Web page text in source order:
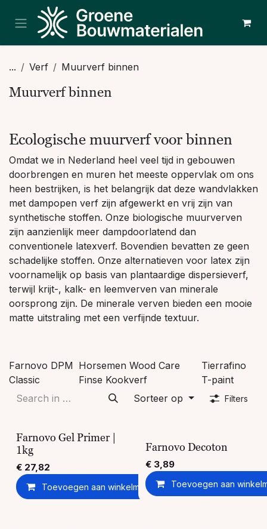
Overslaan naar inhoud
... Verf Muurverf binnen
Muurverf binnen
Ecologische muurverf voor binnen
Omdat we in Nederland heel veel tijd in gebouwen
doorbrengen en muren het meeste oppervlak om ons
heen bestrijken, is het belangrijk dat deze wandvlakken
met dampopen verf zijn afgewerkt en vrij zijn van
synthetische stoffen. Onze biologische muurverven
zijn aanzienlijk meer dampdoorlatend dan
conventionele latexverf. Bovendien bevatten ze geen
schadelijke stoffen. Onze alternatieven voor latex zijn
voornamelijk op basis van plantaardige dispersieverf,
terwijl krijt-, kalk- en leemverven van minerale
oorsprong zijn. De minerale verven bieden een mooie
matte uitstraling met een verfijnde textuur.
Farnovo DPM
Classic
Horsemen Wood Care
Finse Kookverf
Tierrafino
T-paint
Sorteer op
Filters
Farnovo Gel Primer |
1kg
€ 27,82
Toevoegen aan winkelmandje Toevoegen aan
Farnovo Decoton
€ 3,89
Toevoegen aan